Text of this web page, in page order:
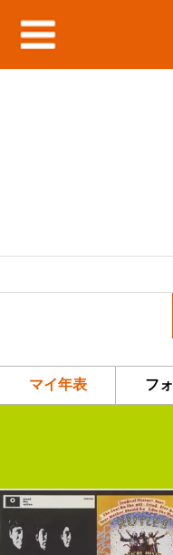
マイ年表 フ